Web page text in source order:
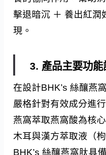
擊退暗沉 ＋ 養出紅潤
現。
3. 產品主要功能
在設計BHK’s 絲釀燕
嚴格針對有效成分進
燕窩萃取燕窩酸為核
木耳與漢方萃取液（
BHK’s 絲釀燕窩肽具